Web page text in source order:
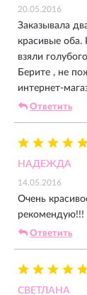
20.05.2016
Заказывала
красивые
взяли
Берите , не
интернет-
Ответить
НАДЕЖДА
14.05.2016
Очень
рекомендую!!!
Ответить
СВЕТЛАНА